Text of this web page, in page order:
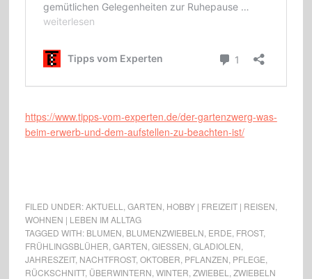
https://www.tipps-vom-experten.de/der-gartenzwerg-was-
beim-erwerb-und-dem-aufstellen-zu-beachten-ist/
FILED UNDER:AKTUELL GARTEN HOBBY | FREIZEIT | REISEN
WOHNEN | LEBEN IM ALLTAG
TAGGED WITH: BLUMEN BLUMENZWIEBELN ERDE FROST,
FRÜHLINGSBLÜHER GARTEN GIESSEN GLADIOLEN
JAHRESZEIT, NACHTFROST, OKTOBER PFLANZEN PFLEGE
RÜCKSCHNITT, ÜBERWINTERN WINTER ZWIEBEL ZWIEBELN